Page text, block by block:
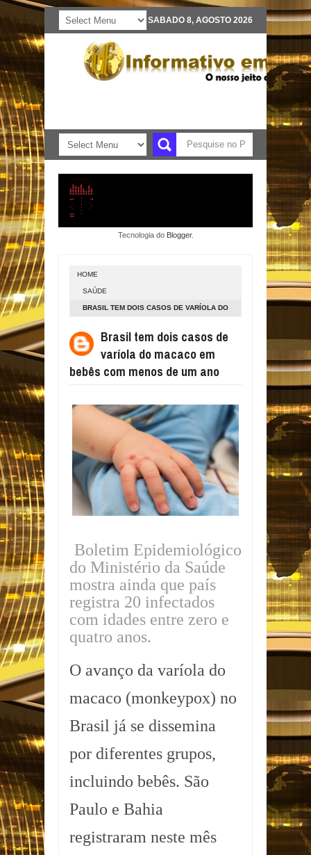
SABADO 8, AGOSTO 2026
Tecnologia do Blogger.
HOME
SAÚDE
BRASIL TEM DOIS CASOS DE VARÍOLA DO
ANO
Brasil tem dois casos de
varíola do macaco em
bebês com menos de um ano
Boletim Epidemiológico
do Ministério da Saúde
mostra ainda que país
registra 20 infectados
com idades entre zero e
quatro anos.
O avanço da varíola do
macaco (monkeypox) no
Brasil já se dissemina
por diferentes grupos,
incluindo bebês. São
Paulo e Bahia
registraram neste mês